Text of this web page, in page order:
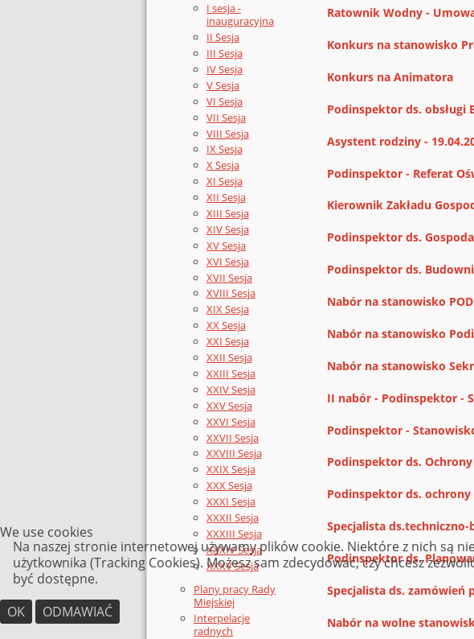
I sesja -
inauguracyjna
II Sesja
III Sesja
IV Sesja
V Sesja
VI Sesja
VII Sesja
VIII Sesja
IX Sesja
X Sesja
XI Sesja
XII Sesja
XIII Sesja
XIV Sesja
XV Sesja
XVI Sesja
XVII Sesja
XVIII Sesja
XIX Sesja
XX Sesja
XXI Sesja
XXII Sesja
XXIII Sesja
XXIV Sesja
XXV Sesja
XXVI Sesja
XXVII Sesja
XXVIII Sesja
XXIX Sesja
XXX Sesja
XXXI Sesja
XXXII Sesja
XXXIII Sesja
XXXIV Sesja
XXXV Sesja
Plany pracy Rady
Miejskiej
Interpelacje
radnych
Ratownik Wodny -
Konkurs na stanowisko
Konkurs na Animatora
Podinspektor ds. obsługi
Asystent rodziny -
Podinspektor - Referat
Kierownik Zakładu
Podinspektor ds.
Podinspektor ds.
Nabór na stanowisko
Nabór na stanowisko
Nabór na stanowisko
II nabór - Podinspektor -
Podinspektor -
Podinspektor ds.
Podinspektor ds.
Specjalista
Podinspektor ds.
Specjalista ds. zamówień
Nabór na wolne
We use cookies
Na naszej stronie internetowej używamy plików cookie. Niektóre z nich są
użytkownika (Tracking Cookies). Możesz sam zdecydować, czy chcesz
być dostępne.
OK
ODMAWIAĆ